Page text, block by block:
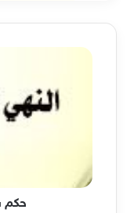
حكم
حكم